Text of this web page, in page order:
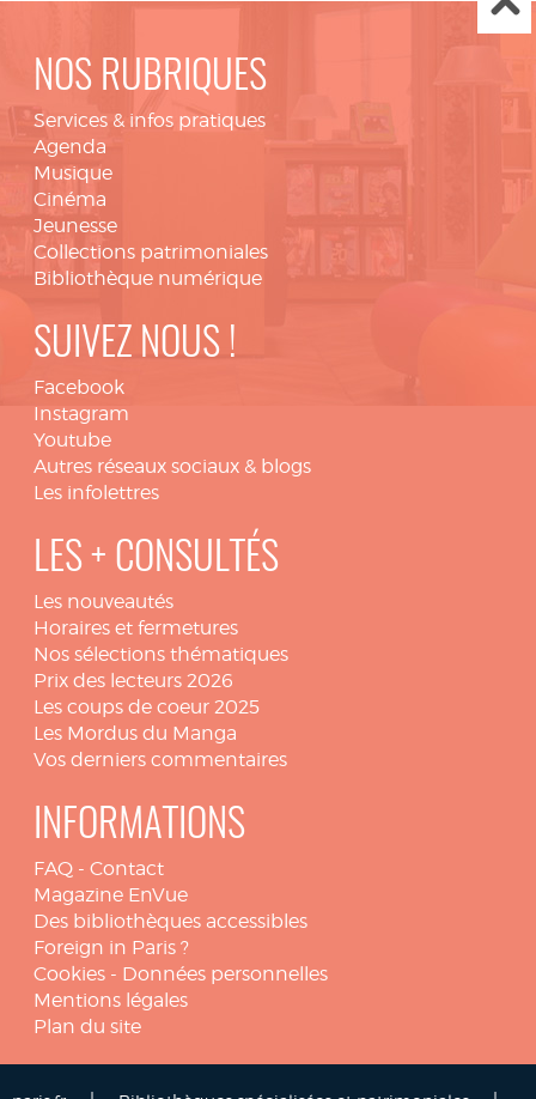
NOS RUBRIQUES
Services & infos pratiques
Agenda
Musique
Cinéma
Jeunesse
Collections patrimoniales
Bibliothèque numérique
SUIVEZ NOUS !
Facebook
Instagram
Youtube
Autres réseaux sociaux & blogs
Les infolettres
LES + CONSULTÉS
Les nouveautés
Horaires et fermetures
Nos sélections thématiques
Prix des lecteurs 2026
Les coups de coeur 2025
Les Mordus du Manga
Vos derniers commentaires
INFORMATIONS
FAQ - Contact
Magazine EnVue
Des bibliothèques accessibles
Foreign in Paris ?
Cookies - Données personnelles
Mentions légales
Plan du site